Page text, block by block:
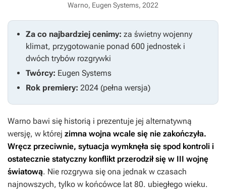
Warno, Eugen Systems, 2022
Za co najbardziej cenimy: za świetny wojenny
klimat, przygotowanie ponad 600 jednostek i
dwóch trybów rozgrywki
Twórcy: Eugen Systems
Rok premiery: 2024 (pełna wersja)
Warno bawi się historią i prezentuje jej alternatywną
wersję, w której zimna wojna wcale się nie zakończyła.
Wręcz przeciwnie, sytuacja wymknęła się spod kontroli i
ostatecznie statyczny konflikt przerodził się w III wojnę
światową. Nie rozgrywa się ona jednak w czasach
najnowszych, tylko w końcówce lat 80. ubiegłego wieku.